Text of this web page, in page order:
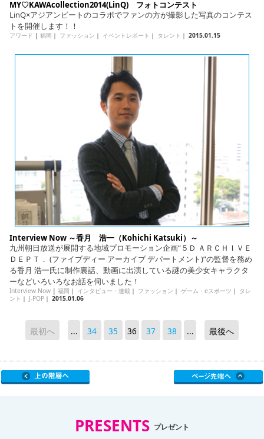
MY♡KAWAcollection2014(LinQ) フォトコンテスト
LinQ×アジアンビートのコラボでファンの方が撮影した写真のコンテス
トを開催します！！
アワード | 福岡 ｜ ファッション ｜ イベントレポート ｜ タレント ｜ 2015.01.15
Interview Now ～香月 浩一（Kohichi Katsuki）～
九州朝日放送が展開する地域プロモーション企画“５Ｄ ＡＲＣＨＩＶＥ
ＤＥＰＴ． (ファイブディー アーカイブ デパートメント)”の監督を務め
る香月 浩一氏に制作裏話、動画に出演している謎の美少女キャラクタ
ーなどいろいろなお話を伺いました！
Interview Now| 福岡 ｜ インタビュー・連載｜ ファッション ｜ ゲーム・eスポーツ ｜ タレ
ント ｜ J-POP｜ 2015.01.06
最初へ ... 34 35 36 37 38 ... 最後へ
PRESENTS プレゼント